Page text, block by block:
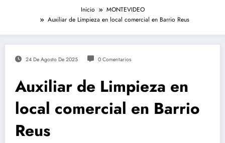
Inicio
MONTEVIDEO
Auxiliar de Limpieza en local comercial en Barrio Reus
24 De Agosto De 2025 0 Comentarios
Auxiliar de Limpieza en
local comercial en Barrio
Reus